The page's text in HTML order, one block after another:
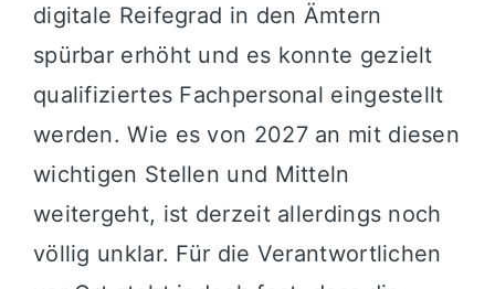
digitale Reifegrad in den Ämtern
spürbar erhöht und es konnte gezielt
qualifiziertes Fachpersonal eingestellt
werden. Wie es von 2027 an mit diesen
wichtigen Stellen und Mitteln
weitergeht, ist derzeit allerdings noch
völlig unklar. Für die Verantwortlichen